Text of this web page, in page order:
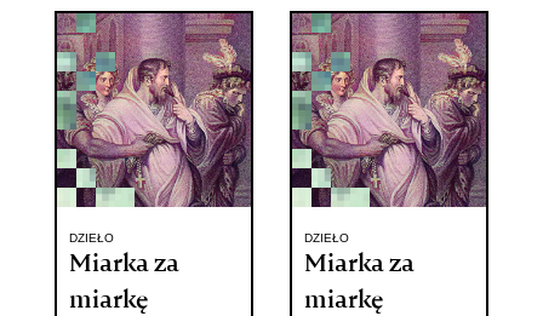
DZIEŁO
Miarka za
miarkę
DZIEŁO
Miarka za
miarkę